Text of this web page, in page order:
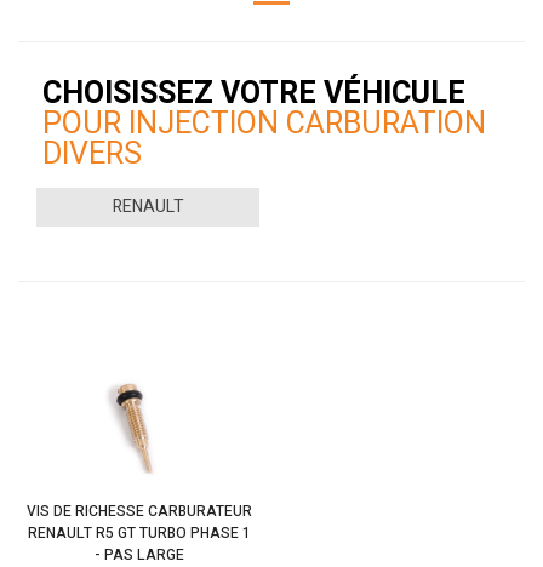
CHOISISSEZ VOTRE VÉHICULE
POUR INJECTION CARBURATION
DIVERS
RENAULT
VIS DE RICHESSE CARBURATEUR
RENAULT R5 GT TURBO PHASE 1
- PAS LARGE